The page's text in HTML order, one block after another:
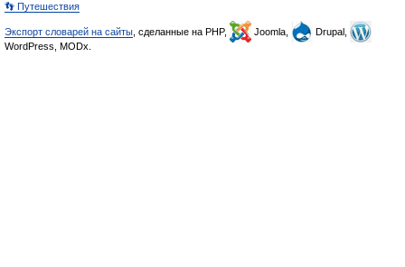
👣 Путешествия
Экспорт словарей на сайты , сделанные на PHP, Joomla,
Drupal,
WordPress, MODx.